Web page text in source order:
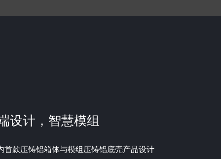
设计，智慧模组
首款压铸铝箱体与模组压铸铝底壳产品设计